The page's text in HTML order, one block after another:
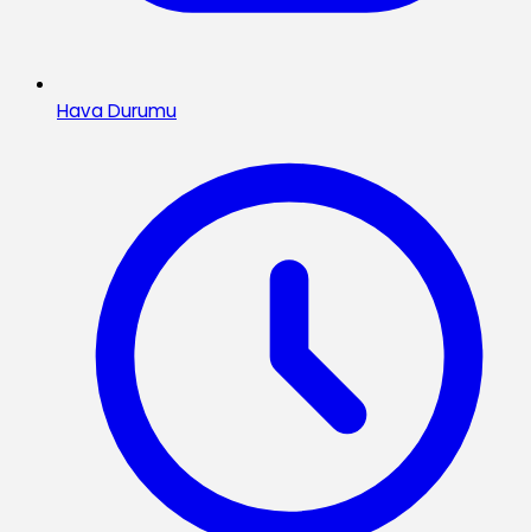
Hava Durumu